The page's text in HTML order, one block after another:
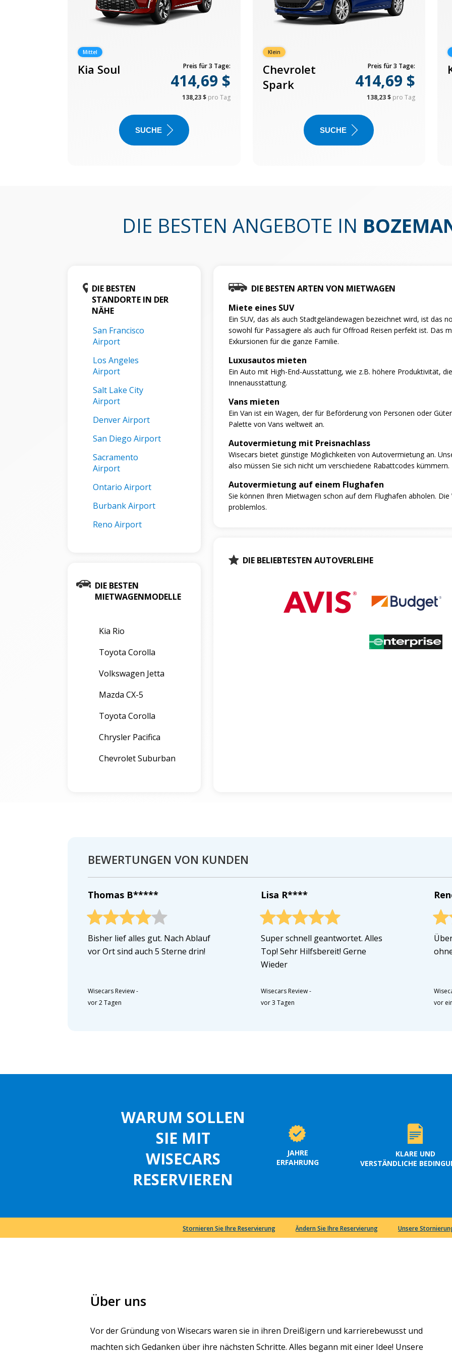
Mittel
Kia Soul Preis für 3 Tage:
414,69 $
138,23 $ pro Tag
SUCHE
Klein
Chevrolet
Spark
Preis für 3 Tage:
414,69 $
138,23 $ pro Tag
SUCHE
DIE BESTEN ANGEBOTE IN
DIE BESTEN
STANDORTE IN DER
NÄHE
San Francisco
Airport
Los Angeles
Airport
Salt Lake City
Airport
Denver Airport
San Diego Airport
Sacramento
Airport
Ontario Airport
Burbank Airport
Reno Airport
DIE BESTEN
MIETWAGENMODELLE
Kia Rio
Toyota Corolla
Volkswagen Jetta
Mazda CX-5
Toyota Corolla
Chrysler Pacifica
Chevrolet Suburban
DIE BESTEN ARTEN VON MIETWAGEN
Miete eines SUV
Ein SUV, das als auch Stadtgeländewagen bezeichnet wird, ist das
sowohl für Passagiere als auch für Offroad Reisen perfekt ist. Das
Exkursionen für die ganze Familie.
Luxusautos mieten
Ein Auto mit High-End-Ausstattung, wie z.B. höhere Produktivität,
Innenausstattung.
Vans mieten
Ein Van ist ein Wagen, der für Beförderung von Personen oder
Palette von Vans weltweit an.
Autovermietung mit Preisnachlass
Wisecars bietet günstige Möglichkeiten von Autovermietung an.
also müssen Sie sich nicht um verschiedene Rabattcodes kümmern.
Autovermietung auf einem Flughafen
Sie können Ihren Mietwagen schon auf dem Flughafen abholen.
problemlos.
DIE BELIEBTESTEN AUTOVERLEIHE
BEWERTUNGEN VON KUNDEN
Thomas B*****
Bisher lief alles gut. Nach Ablauf
vor Ort sind auch 5 Sterne drin!
Wisecars Review-
vor 2 Tagen
Lisa R****
Super schnell geantwortet. Alles
Top! Sehr Hilfsbereit! Gerne
Wieder
Wisecars Review-
vor 3 Tagen
vor
WARUM SOLLEN
SIE MIT
WISECARS
RESERVIEREN
JAHRE
ERFAHRUNG
KLARE UND
VERSTÄNDLICHE
Stornieren Sie Ihre Reservierung Ändern Sie Ihre Reservierung Unsere
Über uns
Vor der Gründung von Wisecars waren sie in ihren Dreißigern und karrierebewusst und
machten sich Gedanken über ihre nächsten Schritte. Alles begann mit einer Idee! Unsere